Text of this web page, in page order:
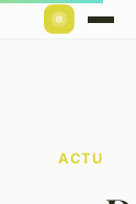
ACTU